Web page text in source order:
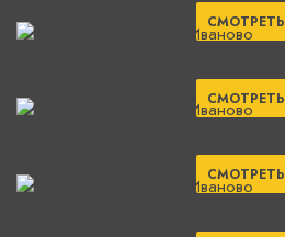
СМОТРЕТЬ
СМОТРЕТЬ
СМОТРЕТЬ